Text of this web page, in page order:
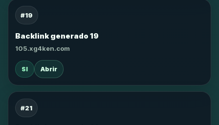
#19
Backlink generado 19
105.xg4ken.com
SI Abrir
#21